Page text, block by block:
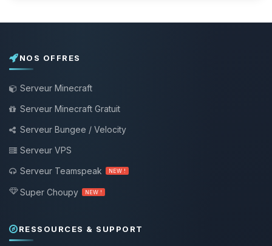
NOS OFFRES
Serveur Minecraft
Serveur Minecraft Gratuit
Serveur Bungee / Velocity
Serveur VPS
Serveur Teamspeak
NEW !
Super Choupy NEW !
RESSOURCES & SUPPORT